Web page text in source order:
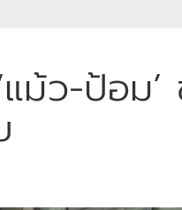
ม้ว-ป้อม’